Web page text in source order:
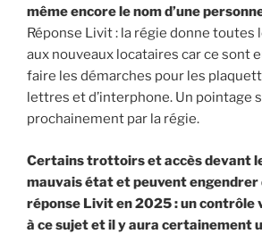
même encore le nom d’une
Réponse Livit : la régie donne
aux nouveaux locataires car ce sont
faire les démarches pour les
lettres et d’interphone. Un pointage
prochainement par la régie.
Certains trottoirs et accès devant
mauvais état et peuvent engendrer
réponse Livit en 2025 : un contrôle
à ce sujet et il y aura certainement